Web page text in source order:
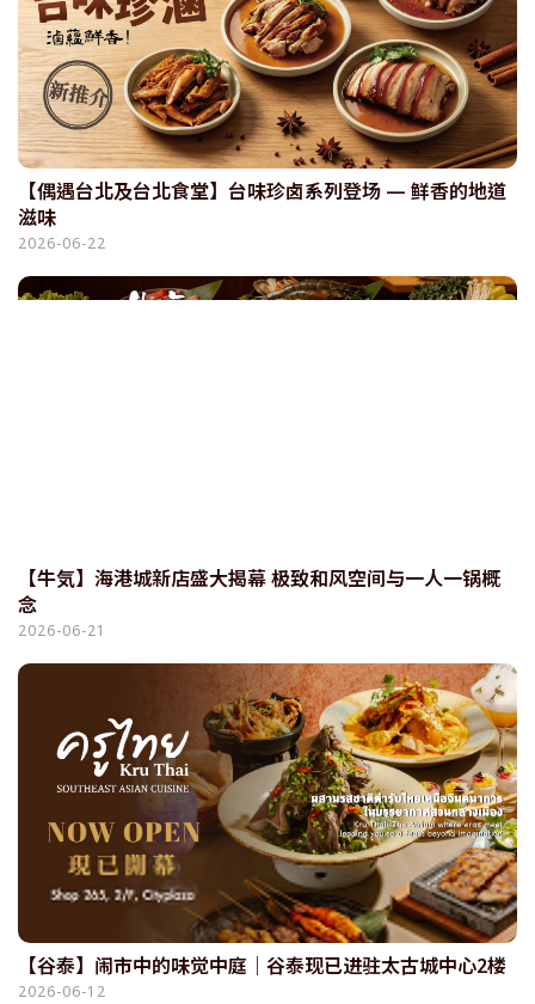
【偶遇台北及台北食堂】台味珍卤系列登场 — 鲜香的地道
滋味
2026-06-22
【牛気】海港城新店盛大揭幕 极致和风空间与一人一锅概
念
2026-06-21
【谷泰】闹市中的味觉中庭｜谷泰现已进驻太古城中心2楼
2026-06-12